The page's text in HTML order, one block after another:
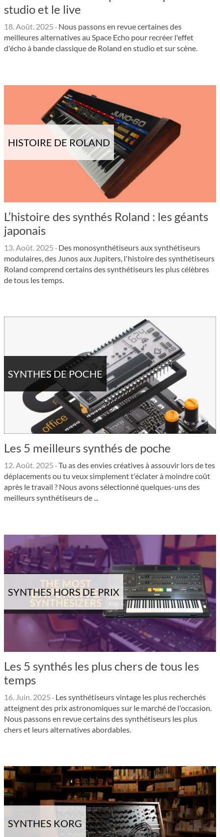
studio et le live
18. Août. 2025 · Nous passons en revue certaines des
meilleures alternatives au Space Echo pour recréer l'effet
d'écho à bande classique de Roland en studio et sur scène.
HISTOIRE DE ROLAND
L’histoire des synthés Roland : les géants
japonais
13. Août. 2025 · Des monosynthétiseurs aux synthétiseurs
modulaires, des Junos aux Jupiters, l'histoire des synthétiseurs
Roland comprend certains des synthétiseurs les plus célèbres
de tous les temps.
SYNTHES DE POCHE
Les 5 meilleurs synthés de poche
12. Août. 2025 ·Tu as des envies créatives à assouvir lors de tes
déplacements ou tu veux simplement t'éclater à moindre coût
après le travail ? Nous avons sélectionné quelques-uns des
meilleurs synthétiseurs de ...
SYNTHES HORS DE PRIX
Les 5 synthés les plus chers de tous les
temps
16. Juin. 2025 · Les synthétiseurs vintage les plus recherchés
atteignent des prix astronomiques sur le marché de l'occasion.
Nous passons en revue certains des synthétiseurs les plus
chers et leurs alternatives abordables.
SYNTHES KORG